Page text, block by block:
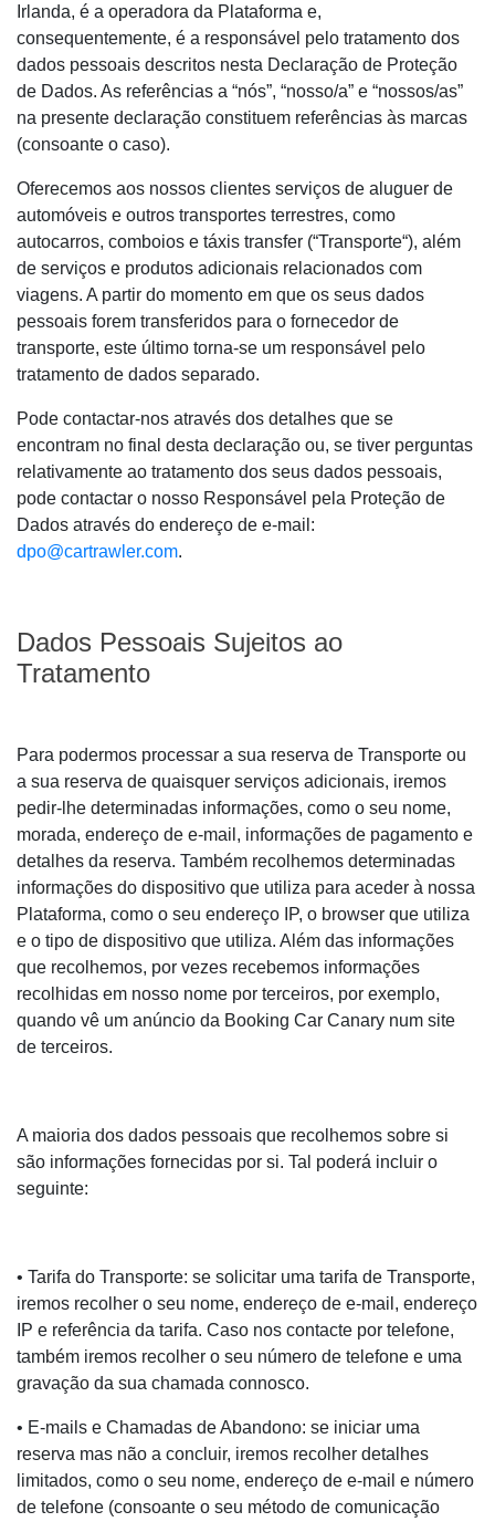
Irlanda, é a operadora da Plataforma e,
consequentemente, é a responsável pelo tratamento dos
dados pessoais descritos nesta Declaração de Proteção
de Dados. As referências a “nós”, “nosso/a” e “nossos/as”
na presente declaração constituem referências às marcas
(consoante o caso).
Oferecemos aos nossos clientes serviços de aluguer de
automóveis e outros transportes terrestres, como
autocarros, comboios e táxis transfer (“Transporte“), além
de serviços e produtos adicionais relacionados com
viagens. A partir do momento em que os seus dados
pessoais forem transferidos para o fornecedor de
transporte, este último torna-se um responsável pelo
tratamento de dados separado.
Pode contactar-nos através dos detalhes que se
encontram no final desta declaração ou, se tiver perguntas
relativamente ao tratamento dos seus dados pessoais,
pode contactar o nosso Responsável pela Proteção de
Dados através do endereço de e-mail:
dpo@cartrawler.com.
Dados Pessoais Sujeitos ao
Tratamento
Para podermos processar a sua reserva de Transporte ou
a sua reserva de quaisquer serviços adicionais, iremos
pedir-lhe determinadas informações, como o seu nome,
morada, endereço de e-mail, informações de pagamento e
detalhes da reserva. Também recolhemos determinadas
informações do dispositivo que utiliza para aceder à nossa
Plataforma, como o seu endereço IP, o browser que utiliza
e o tipo de dispositivo que utiliza. Além das informações
que recolhemos, por vezes recebemos informações
recolhidas em nosso nome por terceiros, por exemplo,
quando vê um anúncio da Booking Car Canary num site
de terceiros.
A maioria dos dados pessoais que recolhemos sobre si
são informações fornecidas por si. Tal poderá incluir o
seguinte:
• Tarifa do Transporte: se solicitar uma tarifa de Transporte,
iremos recolher o seu nome, endereço de e-mail, endereço
IP e referência da tarifa. Caso nos contacte por telefone,
também iremos recolher o seu número de telefone e uma
gravação da sua chamada connosco.
• E-mails e Chamadas de Abandono: se iniciar uma
reserva mas não a concluir, iremos recolher detalhes
limitados, como o seu nome, endereço de e-mail e número
de telefone (consoante o seu método de comunicação